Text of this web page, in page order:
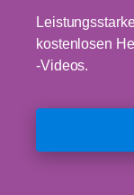
kostenlosen
-Videos.